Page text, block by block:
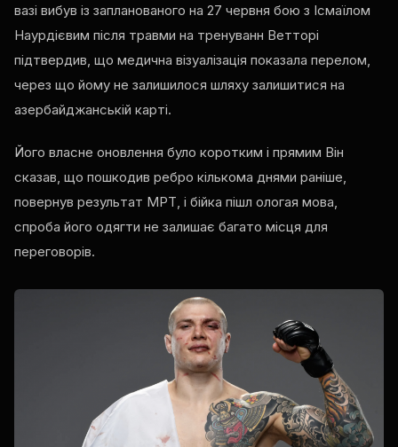
вазі вибув із запланованого на 27 червня бою з Ісмаїлом
Наурдієвим після травми на тренуванн Ветторі
підтвердив, що медична візуалізація показала перелом,
через що йому не залишилося шляху залишитися на
азербайджанській карті.
Його власне оновлення було коротким і прямим Він
сказав, що пошкодив ребро кількома днями раніше,
повернув результат МРТ, і бійка пішл ологая мова,
спроба його одягти не залишає багато місця для
переговорів.